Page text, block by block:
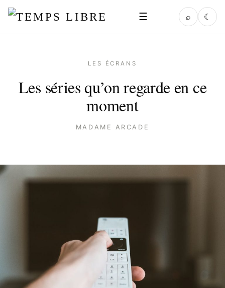
☰ ⌕ ☾
LES ÉCRANS
Les séries qu’on regarde en ce
moment
MADAME ARCADE